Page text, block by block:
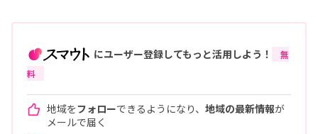
にユーザー登録してもっと活用しよう！
無
料
地域をフォローできるようになり、 地域の最新情報が
メールで届く